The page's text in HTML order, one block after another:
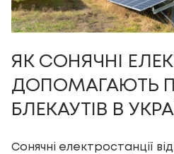
ЯК СОНЯЧНІ
ДОПОМАГАЮТЬ
БЛЕКАУТІВ В
Сонячні електростанції